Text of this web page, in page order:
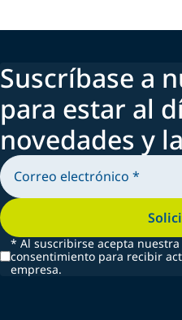
Suscríbase a
para estar al
novedades y
* Al suscribirse acepta
consentimiento para recibir
empresa.